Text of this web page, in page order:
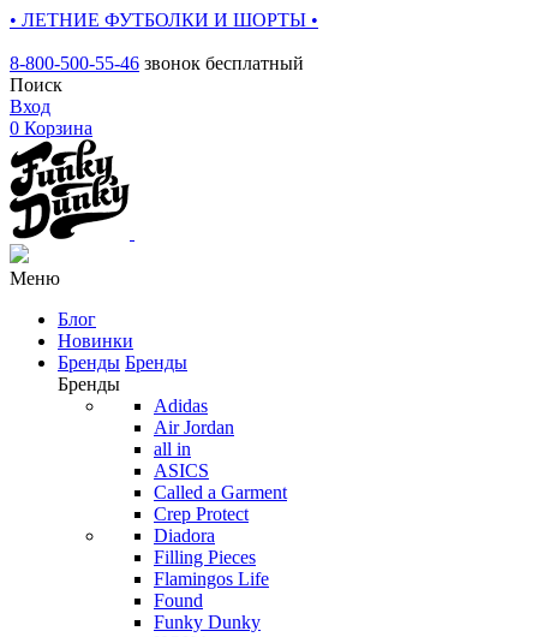
• ЛЕТНИЕ ФУТБОЛКИ И ШОРТЫ •
8-800-500-55-46 звонок бесплатный
Поиск
Вход
0 Корзина
Меню
Блог
Новинки
Бренды Бренды
Бренды
Adidas
Air Jordan
all in
ASICS
Called a Garment
Crep Protect
Diadora
Filling Pieces
Flamingos Life
Found
Funky Dunky